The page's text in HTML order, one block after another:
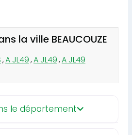
la ville BEAUCOUZE
,A JL49,A JL49,A JL49
le département